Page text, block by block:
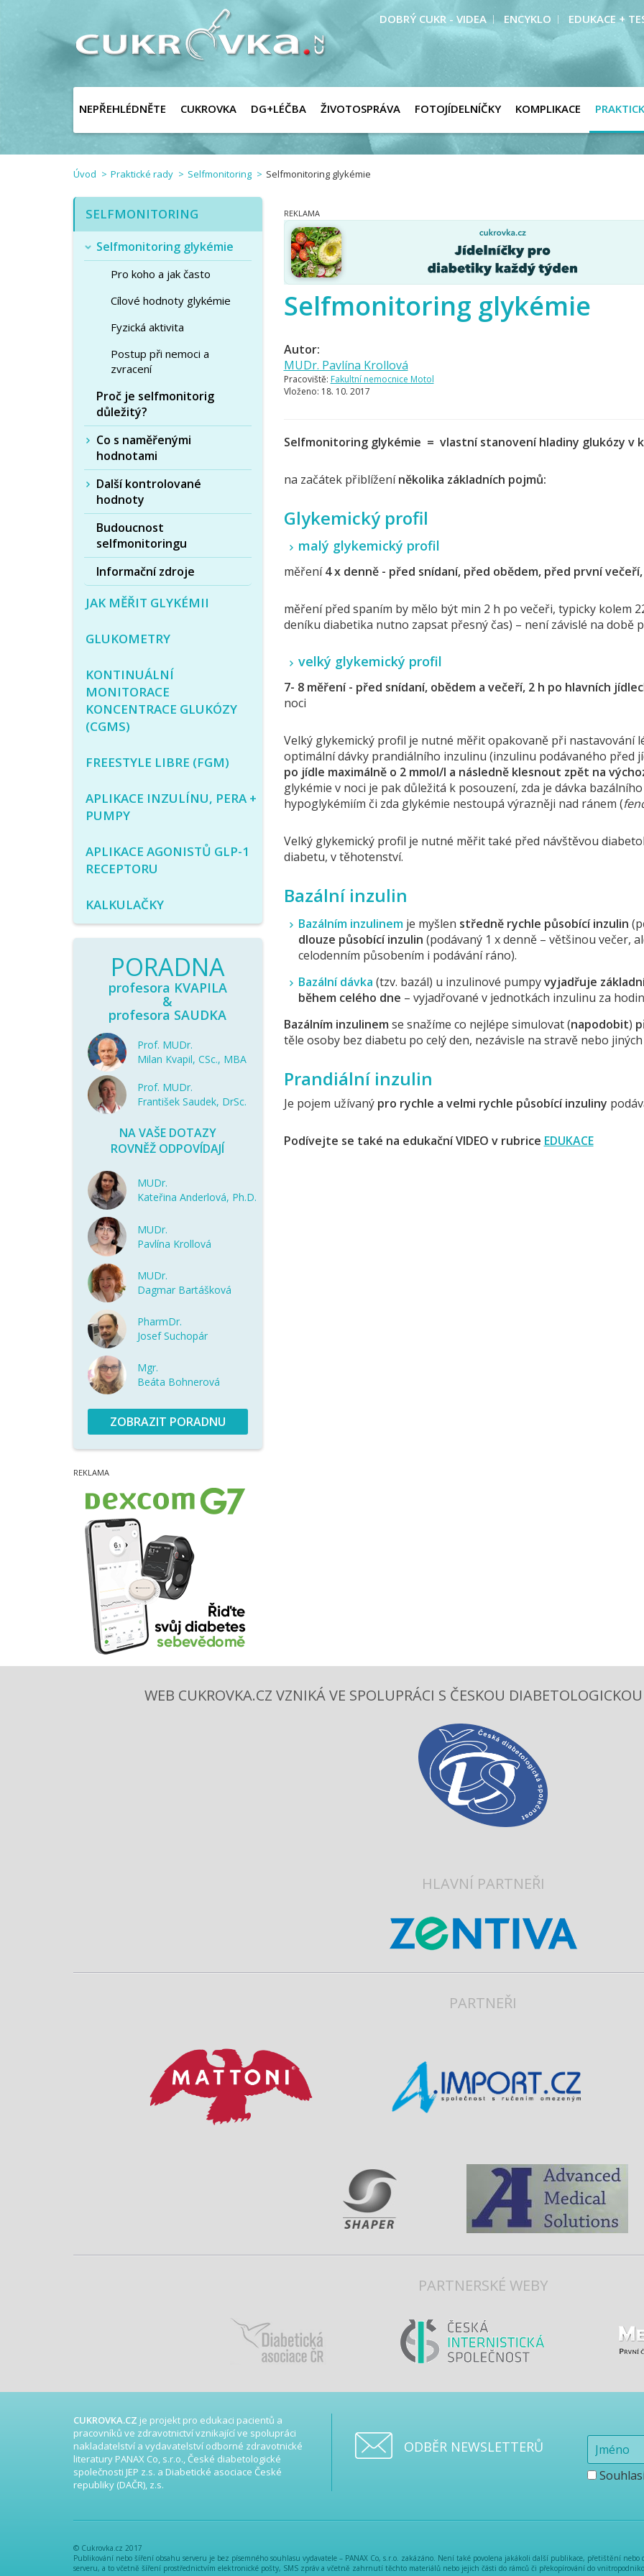
DOBRÝ CUKR - VIDEA ENCYKLO EDUKACE +
NEPŘEHLÉDNĚTE CUKROVKA DG+LÉČBA ŽIVOTOSPRÁVA FOTOJÍDELNÍČKY KOMPLIKACE
Úvod Praktické rady Selfmonitoring Selfmonitoring glykémie
Selfmonitoring glykémie
Autor:
MUDr. Pavlína Krollová
Pracoviště: Fakultní nemocnice Motol
Vloženo: 18. 10. 2017
Selfmonitoring glykémie = vlastní stanovení hladiny glukózy v
na začátek přiblíženíněkolika základních pojmů:
Glykemický profil
malý glykemický profil
měření4 x denně - před snídaní, před obědem, před první
měření před spaním by mělo být min 2 h po večeři, typicky kolem
deníku diabetika nutno zapsat přesný čas) – není závislé na době
velký glykemický profil
7- 8 měření - před snídaní, obědem a večeří, 2 h po hlavních
noci
Velký glykemický profil je nutné měřit opakovaně při nastavování
optimální dávky prandiálního inzulinu (inzulinu podávaného před
po jídle maximálně o 2 mmol/l a následně klesnout zpět na
glykémie v noci je pak důležitá k posouzení, zda je dávka
hypoglykémiím či zda glykémie nestoupá výrazněji nad ránem (
Velký glykemický profil je nutné měřit také před návštěvou
diabetu, v těhotenství.
Bazální inzulin
Bazálním inzulinemje myšlen středně rychle působící inzulin
dlouze působící inzulin (podávaný 1 x denně – většinou večer,
celodenním působením i podávání ráno).
Bazální dávka (tzv. bazál) u inzulinové pumpyvyjadřuje
během celého dne – vyjadřované v jednotkách inzulinu za
Bazálním inzulinem se snažíme co nejlépe simulovat (napodobit)
těle osoby bez diabetu po celý den, nezávisle na stravě nebo
Prandiální inzulin
Je pojem užívaný pro rychle a velmi rychle působící inzuliny
Podívejte se také na edukační VIDEO v rubrice EDUKACE
SELFMONITORING
Selfmonitoring glykémie
Pro koho a jak často
Cílové hodnoty glykémie
Fyzická aktivita
Postup při nemoci a
zvracení
Proč je selfmonitorig
důležitý?
Co s naměřenými
hodnotami
Další kontrolované
hodnoty
Budoucnost
selfmonitoringu
Informační zdroje
JAK MĚŘIT GLYKÉMII
GLUKOMETRY
KONTINUÁLNÍ
MONITORACE
KONCENTRACE GLUKÓZY
(CGMS)
FREESTYLE LIBRE (FGM)
APLIKACE INZULÍNU, PERA +
PUMPY
APLIKACE AGONISTŮ GLP-1
RECEPTORU
KALKULAČKY
PORADNA
profesora KVAPILA
&
profesora SAUDKA
Prof. MUDr.
Milan Kvapil, CSc., MBA
Prof. MUDr.
František Saudek, DrSc.
NA VAŠE DOTAZY
ROVNĚŽ ODPOVÍDAJÍ
MUDr.
Kateřina Anderlová, Ph.D.
MUDr.
Pavlína Krollová
MUDr.
Dagmar Bartášková
PharmDr.
Josef Suchopár
Mgr.
Beáta Bohnerová
ZOBRAZIT PORADNU
WEB CUKROVKA.CZ VZNIKÁ VE SPOLUPRÁCI S ČESKOU
HLAVNÍ PARTNEŘI
PARTNEŘI
PARTNERSKÉ WEBY
CUKROVKA.CZ je projekt pro edukaci pacientů a
pracovníků ve zdravotnictví vznikající ve spolupráci
nakladatelství a vydavatelství odborné zdravotnické
literatury PANAX Co, s.r.o., České diabetologické
společnosti JEP z.s. a Diabetické asociace České
republiky (DAČR), z.s.
ODBĚR NEWSLETTERŮ
© Cukrovka.cz 2017
Publikování nebo šíření obsahu serveru je bez písemného souhlasu vydavatele – PANAX Co, s.r.o. zakázáno. Není také povolena jakákoli další publikace, přetištění
serveru, a to včetně šíření prostřednictvím elektronické pošty, SMS zpráv a včetně zahrnutí těchto materiálů nebo jejich části do rámců či překopírování do